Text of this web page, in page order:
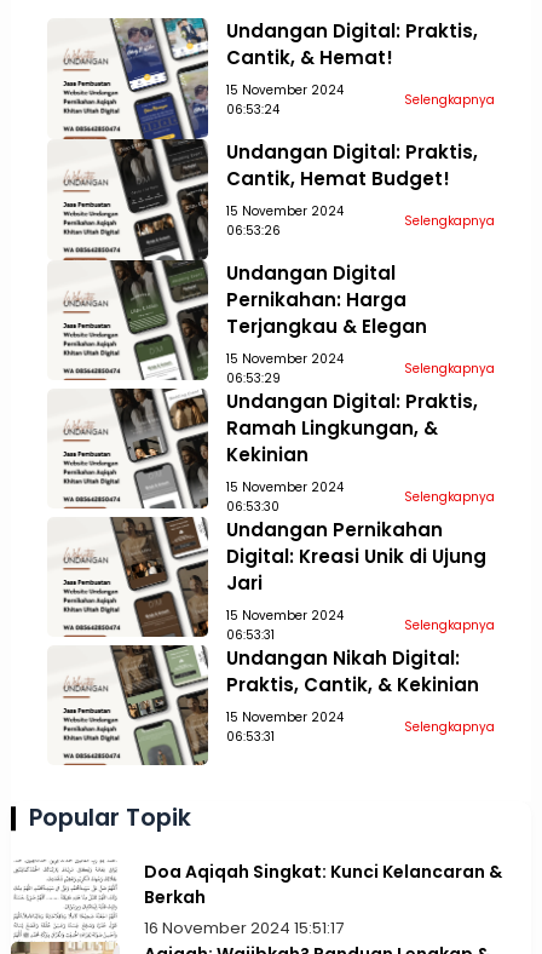
Undangan Digital: Praktis,
Cantik, & Hemat!
15 November 2024
06:53:24
Selengkapnya
Undangan Digital: Praktis,
Cantik, Hemat Budget!
15 November 2024
06:53:26
Selengkapnya
Undangan Digital
Pernikahan: Harga
Terjangkau & Elegan
15 November 2024
06:53:29
Selengkapnya
Undangan Digital: Praktis,
Ramah Lingkungan, &
Kekinian
15 November 2024
06:53:30
Selengkapnya
Undangan Pernikahan
Digital: Kreasi Unik di Ujung
Jari
15 November 2024
06:53:31
Selengkapnya
Undangan Nikah Digital:
Praktis, Cantik, & Kekinian
15 November 2024
06:53:31
Selengkapnya
Popular Topik
Doa Aqiqah Singkat: Kunci Kelancaran &
Berkah
16 November 2024 15:51:17